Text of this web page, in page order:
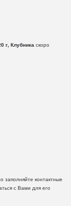
г, Клубникаскоро
заполняйте контактные
с Вами для его